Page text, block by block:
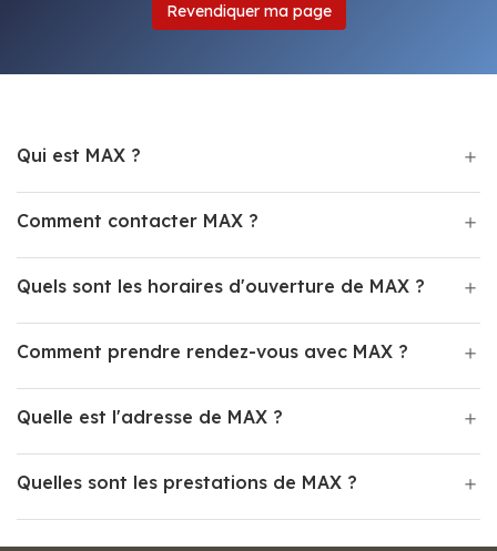
Revendiquer ma page
Qui est MAX ?
Comment contacter MAX ?
Quels sont les horaires d'ouverture de MAX ?
Comment prendre rendez-vous avec MAX ?
Quelle est l'adresse de MAX ?
Quelles sont les prestations de MAX ?